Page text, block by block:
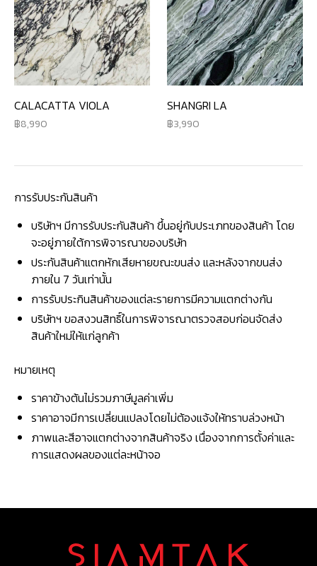
CALACATTA VIOLA
8,990
SHANGRI LA
3,990
การรับประกันสินค้า
บริษัทฯ มีการรับประกันสินค้า ขึ้นอยู่กับประเภทของสินค้า โดย
จะอยู่ภายใต้การพิจารณาของบริษัท
ประกันสินค้าแตกหักเสียหายขณะขนส่ง และหลังจากขนส่ง
ภายใน 7 วันเท่านั้น
การรับประกินสินค้าของแต่ละรายการมีความแตกต่างกัน
บริษัทฯ ขอสงวนสิทธิ์ในการพิจารณาตรวจสอบก่อนจัดส่ง
สินค้าใหม่ให้แก่ลูกค้า
หมายเหตุ
ราคาข้างต้นไม่รวมภาษีมูลค่าเพิ่ม
ราคาอาจมีการเปลี่ยนแปลงโดยไม่ต้องแจ้งให้ทราบล่วงหน้า
ภาพและสีอาจแตกต่างจากสินค้าจริง เนื่องจากการตั้งค่าและ
การแสดงผลของแต่ละหน้าจอ